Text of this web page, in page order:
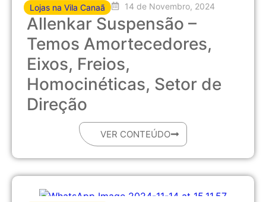
Lojas na Vila Canaã 14 de Novembro, 2024
Allenkar Suspensão –
Temos Amortecedores,
Eixos, Freios,
Homocinéticas, Setor de
Direção
VER CONTEÚDO